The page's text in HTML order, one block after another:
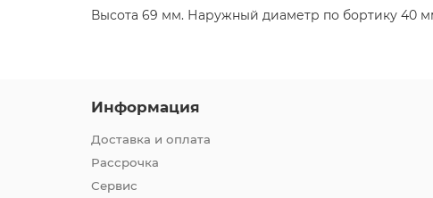
Высота 69 мм. Наружный диаметр по бортику 40
Информация
Доставка и оплата
Рассрочка
Сервис